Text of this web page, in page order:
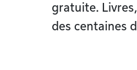
gratuite.
des centaines